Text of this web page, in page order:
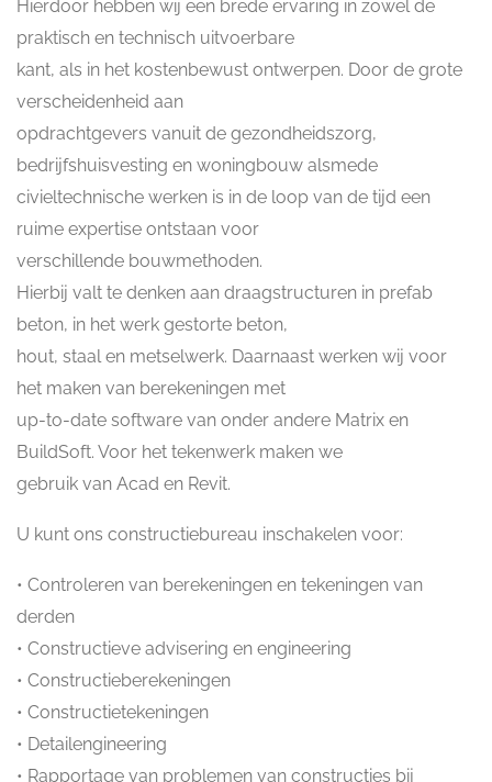
Hierdoor hebben wij een brede ervaring in zowel de
praktisch en technisch uitvoerbare
kant, als in het kostenbewust ontwerpen. Door de grote
verscheidenheid aan
opdrachtgevers vanuit de gezondheidszorg,
bedrijfshuisvesting en woningbouw alsmede
civieltechnische werken is in de loop van de tijd een
ruime expertise ontstaan voor
verschillende bouwmethoden.
Hierbij valt te denken aan draagstructuren in prefab
beton, in het werk gestorte beton,
hout, staal en metselwerk. Daarnaast werken wij voor
het maken van berekeningen met
up-to-date software van onder andere Matrix en
BuildSoft. Voor het tekenwerk maken we
gebruik van Acad en Revit.
U kunt ons constructiebureau inschakelen voor:
• Controleren van berekeningen en tekeningen van
derden
• Constructieve advisering en engineering
• Constructieberekeningen
• Constructietekeningen
• Detailengineering
• Rapportage van problemen van constructies bij